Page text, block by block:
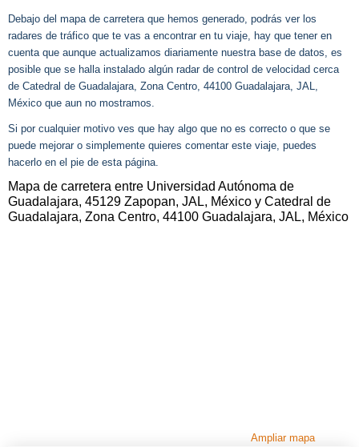
Debajo del mapa de carretera que hemos generado, podrás ver los
radares de tráfico que te vas a encontrar en tu viaje, hay que tener en
cuenta que aunque actualizamos diariamente nuestra base de datos, es
posible que se halla instalado algún radar de control de velocidad cerca
de Catedral de Guadalajara, Zona Centro, 44100 Guadalajara, JAL,
México que aun no mostramos.
Si por cualquier motivo ves que hay algo que no es correcto o que se
puede mejorar o simplemente quieres comentar este viaje, puedes
hacerlo en el pie de esta página.
Mapa de carretera entre Universidad Autónoma de
Guadalajara, 45129 Zapopan, JAL, México y Catedral de
Guadalajara, Zona Centro, 44100 Guadalajara, JAL, México
Ampliar mapa